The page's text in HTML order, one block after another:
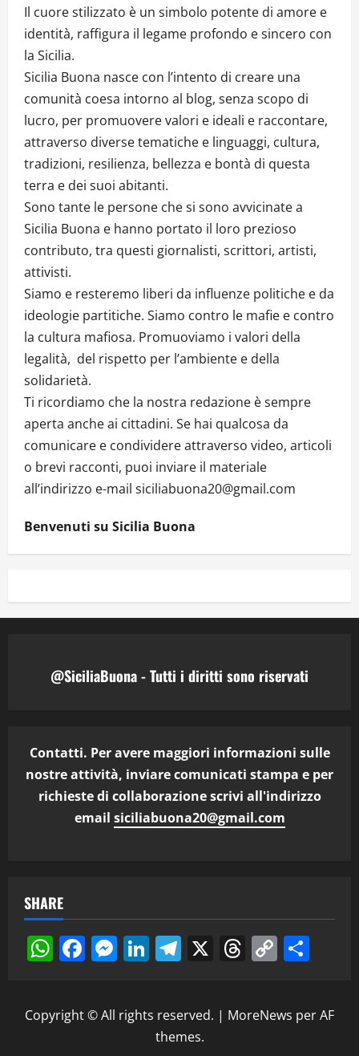
Il cuore stilizzato è un simbolo potente di amore e
identità, raffigura il legame profondo e sincero con
la Sicilia.
Sicilia Buona nasce con l’intento di creare una
comunità coesa intorno al blog, senza scopo di
lucro, per promuovere valori e ideali e raccontare,
attraverso diverse tematiche e linguaggi, cultura,
tradizioni, resilienza, bellezza e bontà di questa
terra e dei suoi abitanti.
Sono tante le persone che si sono avvicinate a
Sicilia Buona e hanno portato il loro prezioso
contributo, tra questi giornalisti, scrittori, artisti,
attivisti.
Siamo e resteremo liberi da influenze politiche e da
ideologie partitiche. Siamo contro le mafie e contro
la cultura mafiosa. Promuoviamo i valori della
legalità, del rispetto per l’ambiente e della
solidarietà.
Ti ricordiamo che la nostra redazione è sempre
aperta anche ai cittadini. Se hai qualcosa da
comunicare e condividere attraverso video, articoli
o brevi racconti, puoi inviare il materiale
all’indirizzo e-mail siciliabuona20@gmail.com
Benvenuti su Sicilia Buona
@SiciliaBuona - Tutti i diritti sono riservati
Contatti. Per avere maggiori informazioni sulle
nostre attività, inviare comunicati stampa e per
richieste di collaborazione scrivi all'indirizzo
email siciliabuona20@gmail.com
SHARE
WhatsApp
Facebook
Messenger
LinkedIn
Telegram
X Threads
Copy
Copyright © All rights reserved. | MoreNews per AF
themes.